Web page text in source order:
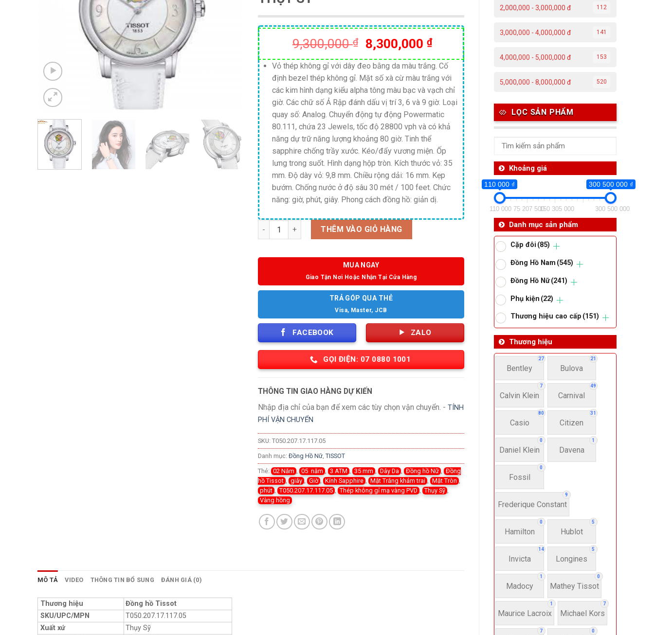
2,000,000 - 3,000,000 đ 112
3,000,000 - 4,000,000 đ 141
4,000,000 - 5,000,000 đ 153
5,000,000 - 8,000,000 đ 520
LỌC SẢN PHẨM
Khoảng giá
110 000 ₫ 300 500 000 ₫
110 000 75 207 500150 305 000 300 500 000
Danh mục sản phẩm
Cặp đôi (85)
Đồng Hồ Nam (545)
Đồng Hồ Nữ (241)
Phụ kiện (22)
Thương hiệu cao cấp (151)
Thương hiệu
27
Bentley
21
Bulova
7
Calvin Klein
49
Carnival
80
Casio
31
Citizen
0
Daniel Klein
1
Davena
0
Fossil
9
Frederique Constant
0
Hamilton
5
Hublot
14
Invicta
5
Longines
1
Madocy
0
Mathey Tissot
1
Maurice Lacroix
7
Michael Kors
7 0
9,300,000₫
Giá
gốc
là:
9,300,000 ₫.
8,300,000 ₫Giá
hiện
tại
là:
8,300,000 ₫.
Vỏ thép không gỉ với dây đeo bằng da màu trắng. Cố
định bezel thép không gỉ. Mặt số xà cừ màu trắng với
các kim hình dạng kiểu alpha tông màu bạc và vạch chỉ
giờ. Các chữ số Ả Rập đánh dấu vị trí 3, 6 và 9 giờ. Loại
quay số: Analog. Chuyển động tự động Powermatic
80.111, chứa 23 Jewels, tốc độ 28800 vph và có khả
năng dự trữ năng lượng khoảng 80 giờ. Tinh thể
sapphire chống trầy xước. Kéo/đẩy vương miện. Ốp
lưng trong suốt. Hình dạng hộp tròn. Kích thước vỏ: 35
mm. Độ dày vỏ: 9,8 mm. Chiều rộng dải: 16 mm. Kẹp
bướm. Chống nước ở độ sâu 30 mét / 100 feet. Chức
năng: giờ, phút, giây. Phong cách đồng hồ: giản dị.
Số lượng THÊM VÀO GIỎ HÀNG
MUA NGAY
Giao Tận Nơi Hoặc Nhận Tại Cửa Hàng
TRẢ GÓP QUA THẺ
Visa, Master, JCB
FACEBOOK ZALO
GỌI ĐIỆN: 07 0880 1001
THÔNG TIN GIAO HÀNG DỰ KIẾN
Nhập địa chỉ của bạn để xem các tùy chọn vận chuyển. -TÍNH
PHÍ VẬN CHUYỂN
SKU:T050.207.17.117.05
Danh mục:Đồng Hồ Nữ ,TISSOT
Thẻ: 02 Năm , 05 năm , 3 ATM , 35 mm , Dây Da , Đồng hồ Nữ , Đồng
hồ Tissot
, giây , Giờ , Kính Sapphire , Mặt Trắng khảm trai , Mặt Tròn
phút
, T050.207.17.117.05 , Thép không gỉ mạ vàng PVD , Thụy Sỹ
Vàng hồng
MÔ TẢ VIDEO THÔNG TIN BỔ SUNG ĐÁNH GIÁ (0)
Thương hiệu
Đồng hồ Tissot
SKU/UPC/MPN
T050.207.17.117.05
Xuất xứ
Thụy Sỹ